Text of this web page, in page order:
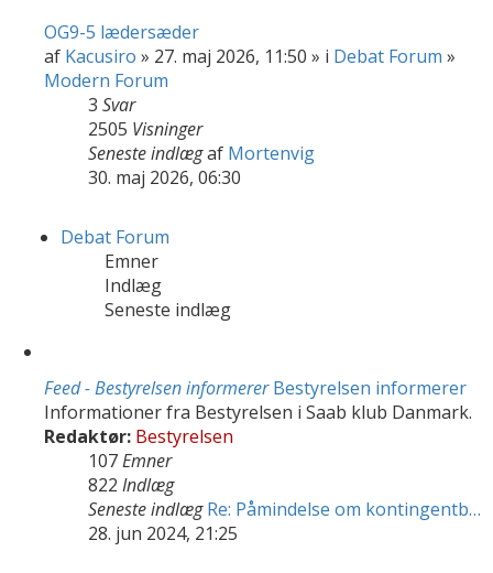
OG9-5 lædersæder
af Kacusiro » 27. maj 2026, 11:50 » i Debat Forum »
Modern Forum
3 Svar
2505 Visninger
Seneste indlægaf Mortenvig
30. maj 2026, 06:30
Debat Forum
Emner
Indlæg
Seneste indlæg
Feed - Bestyrelsen informerer Bestyrelsen informerer
Informationer fra Bestyrelsen i Saab klub Danmark.
Redaktør: Bestyrelsen
107Emner
822 Indlæg
Seneste indlæg Re: Påmindelse om kontingentb…
28. jun 2024, 21:25